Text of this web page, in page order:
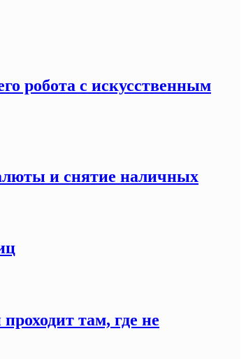
робота с искусственным
и снятие наличных
там, где не